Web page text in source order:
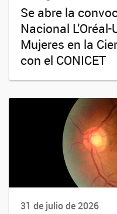
Se abre la
Nacional L’Oréal-
Mujeres en la
con el CONICET
31 de julio de 2026